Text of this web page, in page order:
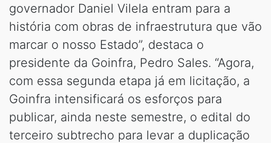
governador Daniel Vilela entram para a
história com obras de infraestrutura que vão
marcar o nosso Estado”, destaca o
presidente da Goinfra, Pedro Sales. “Agora,
com essa segunda etapa já em licitação, a
Goinfra intensificará os esforços para
publicar, ainda neste semestre, o edital do
terceiro subtrecho para levar a duplicação